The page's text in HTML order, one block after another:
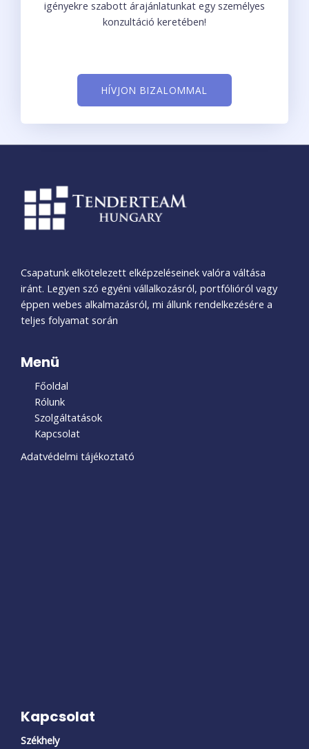
igényekre szabott árajánlatunkat egy személyes
konzultáció keretében!
HÍVJON BIZALOMMAL
Csapatunk elkötelezett elképzeléseinek valóra váltása
iránt. Legyen szó egyéni vállalkozásról, portfólióról vagy
éppen webes alkalmazásról, mi állunk rendelkezésére a
teljes folyamat során
Menü
Főoldal
Rólunk
Szolgáltatások
Kapcsolat
Adatvédelmi tájékoztató
Kapcsolat
Székhely